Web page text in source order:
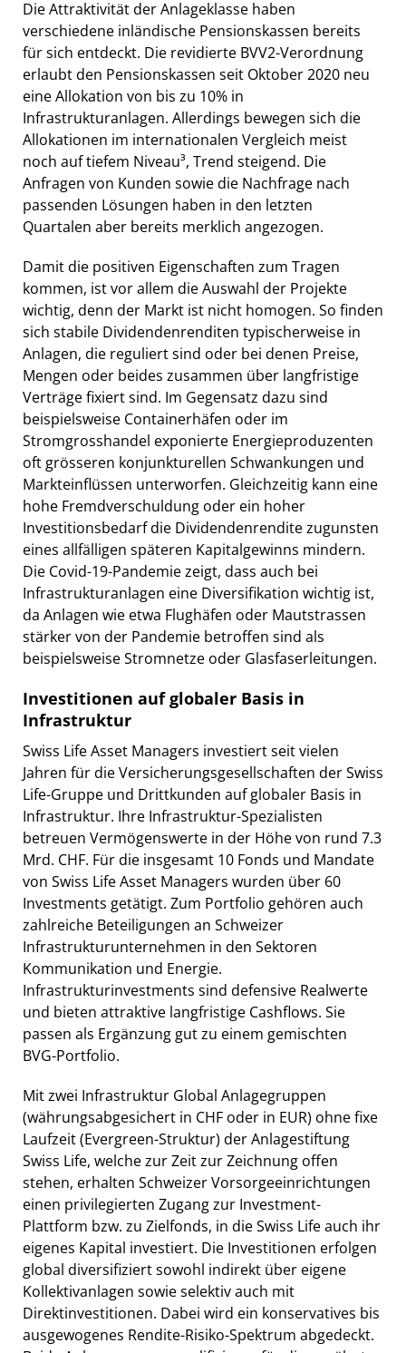
Die Attraktivität der Anlageklasse haben
verschiedene inländische Pensionskassen bereits
für sich entdeckt. Die revidierte BVV2-Verordnung
erlaubt den Pensionskassen seit Oktober 2020 neu
eine Allokation von bis zu 10% in
Infrastrukturanlagen. Allerdings bewegen sich die
Allokationen im internationalen Vergleich meist
noch auf tiefem Niveau³, Trend steigend. Die
Anfragen von Kunden sowie die Nachfrage nach
passenden Lösungen haben in den letzten
Quartalen aber bereits merklich angezogen.
Damit die positiven Eigenschaften zum Tragen
kommen, ist vor allem die Auswahl der Projekte
wichtig, denn der Markt ist nicht homogen. So finden
sich stabile Dividendenrenditen typischerweise in
Anlagen, die reguliert sind oder bei denen Preise,
Mengen oder beides zusammen über langfristige
Verträge fixiert sind. Im Gegensatz dazu sind
beispielsweise Containerhäfen oder im
Stromgrosshandel exponierte Energieproduzenten
oft grösseren konjunkturellen Schwankungen und
Markteinflüssen unterworfen. Gleichzeitig kann eine
hohe Fremdverschuldung oder ein hoher
Investitionsbedarf die Dividendenrendite zugunsten
eines allfälligen späteren Kapitalgewinns mindern.
Die Covid-19-Pandemie zeigt, dass auch bei
Infrastrukturanlagen eine Diversifikation wichtig ist,
da Anlagen wie etwa Flughäfen oder Mautstrassen
stärker von der Pandemie betroffen sind als
beispielsweise Stromnetze oder Glasfaserleitungen.
Investitionen auf globaler Basis in
Infrastruktur
Swiss Life Asset Managers investiert seit vielen
Jahren für die Versicherungsgesellschaften der Swiss
Life-Gruppe und Drittkunden auf globaler Basis in
Infrastruktur. Ihre Infrastruktur-Spezialisten
betreuen Vermögenswerte in der Höhe von rund 7.3
Mrd. CHF. Für die insgesamt 10 Fonds und Mandate
von Swiss Life Asset Managers wurden über 60
Investments getätigt. Zum Portfolio gehören auch
zahlreiche Beteiligungen an Schweizer
Infrastrukturunternehmen in den Sektoren
Kommunikation und Energie.
Infrastrukturinvestments sind defensive Realwerte
und bieten attraktive langfristige Cashflows. Sie
passen als Ergänzung gut zu einem gemischten
BVG-Portfolio.
Mit zwei Infrastruktur Global Anlagegruppen
(währungsabgesichert in CHF oder in EUR) ohne fixe
Laufzeit (Evergreen-Struktur) der Anlagestiftung
Swiss Life, welche zur Zeit zur Zeichnung offen
stehen, erhalten Schweizer Vorsorgeeinrichtungen
einen privilegierten Zugang zur Investment-
Plattform bzw. zu Zielfonds, in die Swiss Life auch ihr
eigenes Kapital investiert. Die Investitionen erfolgen
global diversifiziert sowohl indirekt über eigene
Kollektivanlagen sowie selektiv auch mit
Direktinvestitionen. Dabei wird ein konservatives bis
ausgewogenes Rendite-Risiko-Spektrum abgedeckt.